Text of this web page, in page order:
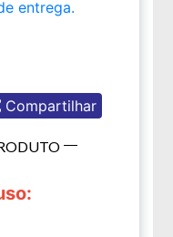
entrega.
Compartilhar